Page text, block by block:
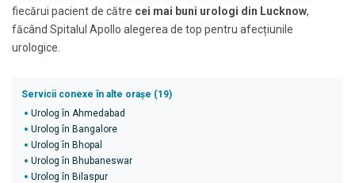
fiecărui pacient de către cei mai buni urologi din Lucknow,
făcând Spitalul Apollo alegerea de top pentru afecțiunile
urologice.
Servicii conexe în alte orașe (19)
Urolog în Ahmedabad
Urolog în Bangalore
Urolog în Bhopal
Urolog în Bhubaneswar
Urolog în Bilaspur